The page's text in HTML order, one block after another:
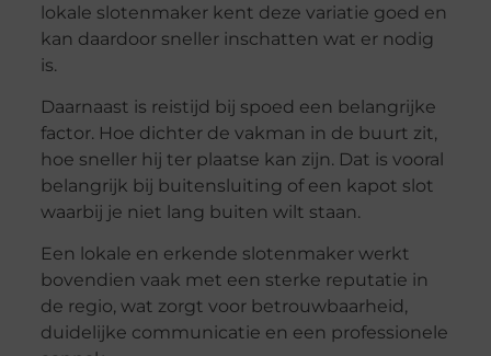
lokale slotenmaker kent deze variatie goed en
kan daardoor sneller inschatten wat er nodig
is.
Daarnaast is reistijd bij spoed een belangrijke
factor. Hoe dichter de vakman in de buurt zit,
hoe sneller hij ter plaatse kan zijn. Dat is vooral
belangrijk bij buitensluiting of een kapot slot
waarbij je niet lang buiten wilt staan.
Een lokale en erkende slotenmaker werkt
bovendien vaak met een sterke reputatie in
de regio, wat zorgt voor betrouwbaarheid,
duidelijke communicatie en een professionele